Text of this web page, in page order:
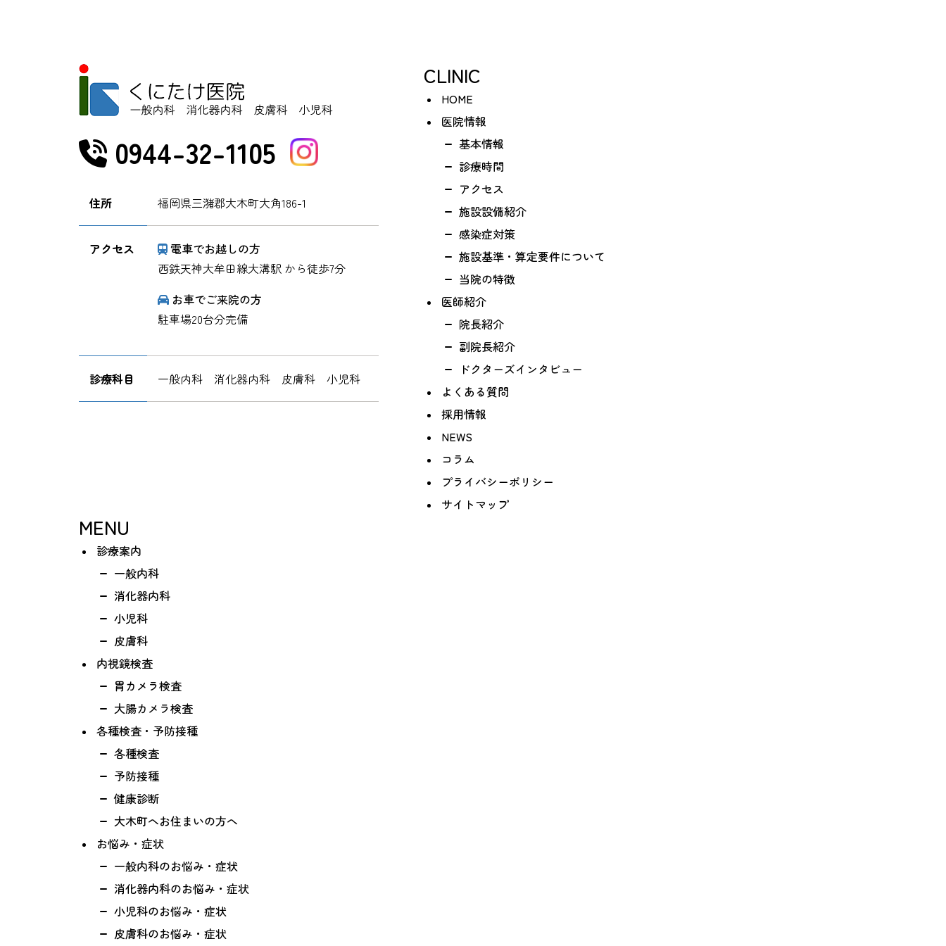
0944-32-1105
住所 福岡県三潴郡大木町大角186-1
アクセス
電車でお越しの方
西鉄天神大牟田線大溝駅 から徒歩7分
お車でご来院の方
駐車場20台分完備
診療科目 一般内科 消化器内科 皮膚科 小児科
CLINIC
HOME
医院情報
基本情報
診療時間
アクセス
施設設備紹介
感染症対策
施設基準・算定要件について
当院の特徴
医師紹介
院長紹介
副院長紹介
ドクターズインタビュー
よくある質問
採用情報
NEWS
コラム
プライバシーポリシー
サイトマップ
MENU
診療案内
一般内科
消化器内科
小児科
皮膚科
内視鏡検査
胃カメラ検査
大腸カメラ検査
各種検査・予防接種
各種検査
予防接種
健康診断
大木町へお住まいの方へ
お悩み・症状
一般内科のお悩み・症状
消化器内科のお悩み・症状
小児科のお悩み・症状
皮膚科のお悩み・症状